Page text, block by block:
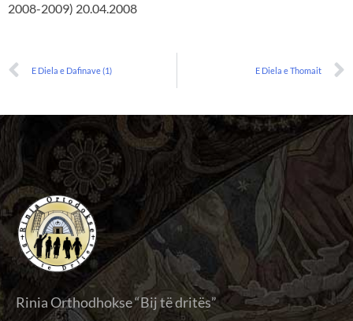
2008-2009) 20.04.2008
E Diela e Dafinave (1) E Diela e Thomait
Rinia Orthodhokse “Bij të dritës”